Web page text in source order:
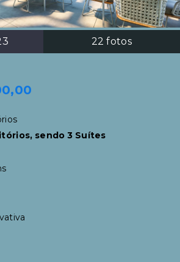
22 fotos
sendo 3 Suítes